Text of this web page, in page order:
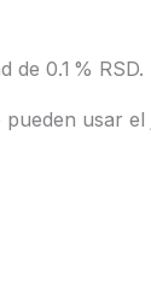
0.1 % RSD.
pueden usar el